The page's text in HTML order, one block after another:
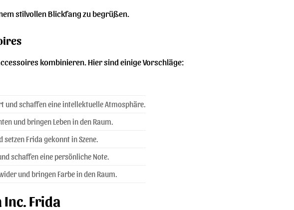
stilvollen Blickfang zu begrüßen.
kombinieren. Hier sind einige Vorschläge:
und schaffen eine intellektuelle Atmosphäre.
und bringen Leben in den Raum.
Frida gekonnt in Szene.
schaffen eine persönliche Note.
und bringen Farbe in den Raum.
Inc. Frida